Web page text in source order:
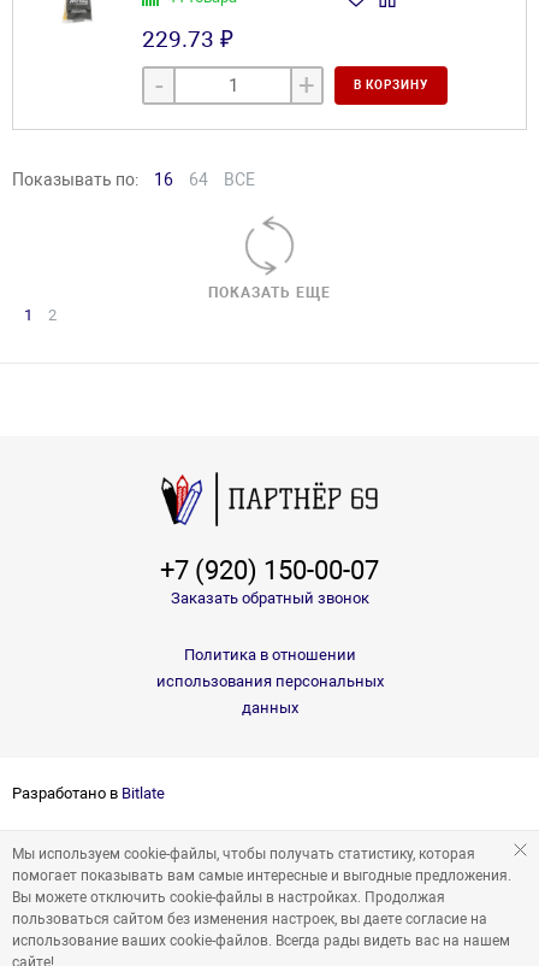
229.73 ₽
- + В КОРЗИНУ
Показывать по: 16 64 ВСЕ
ПОКАЗАТЬ ЕЩЕ
1 2
+7 (920) 150-00-07
Заказать обратный звонок
Политика в отношении
использования персональных
данных
Разработано в Bitlate
Мы используем cookie-файлы, чтобы получать статистику, которая
помогает показывать вам самые интересные и выгодные предложения.
Вы можете отключить cookie-файлы в настройках. Продолжая
пользоваться сайтом без изменения настроек, вы даете согласие на
использование ваших cookie-файлов. Всегда рады видеть вас на нашем
сайте!